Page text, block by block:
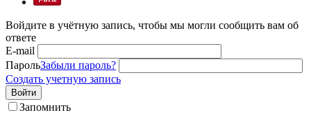
Войдите в учётную запись, чтобы мы могли сообщить вам об
ответе
E-mail
ПарольЗабыли пароль?
Создать учетную запись
Войти
Запомнить